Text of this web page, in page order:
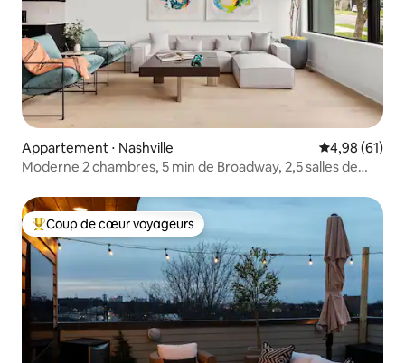
Appartement ⋅ Nashville Évaluation
4,98 (61)
Moderne 2 chambres, 5 min de Broadway, 2,5 salles de
Coups de cœur voyageurs les plus appréciés
Coup de cœur voyageurs